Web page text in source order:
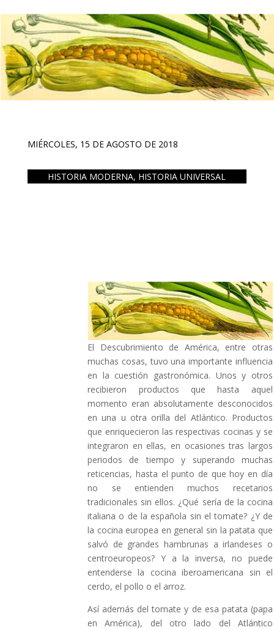
MIÉRCOLES, 15 DE AGOSTO DE 2018
HISTORIA MODERNA, HISTORIA UNIVERSAL
El Descubrimiento de América, entre otras
muchas cosas, tuvo una importante influencia
en la cuestión gastronómica. Unos y otros
recibieron productos que hasta aquel
momento eran absolutamente desconocidos
en una u otra orilla del Atlántico. Productos
que enriquecieron las respectivas cocinas y se
integraron en ellas, en ocasiones tras largos
periodos de tiempo y superando muchas
reticencias, hasta el punto de que hoy en día
no se entienden muchos recetarios
tradicionales sin ellos. ¿Qué sería de la cocina
italiana o de la española sin el tomate? ¿Y de
la cocina europea en general sin la patata que
salvó de grandes hambrunas a irlandeses o
centroeuropeos? Y a la inversa, no puede
entenderse la cocina iberoamericana sin el
cerdo, el pollo o el arroz.
Así además del tomate y de esa patata (papa
en América), del otro lado del Atlántico